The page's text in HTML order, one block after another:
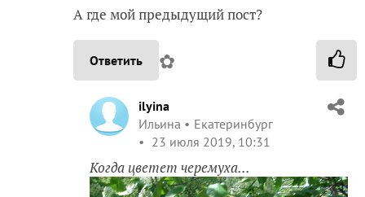
А где мой предыдущий пост?
Ответить ✿
ilyina
Ильина
Екатеринбург
23 июля 2019, 10:31
Когда цветет черемуха...